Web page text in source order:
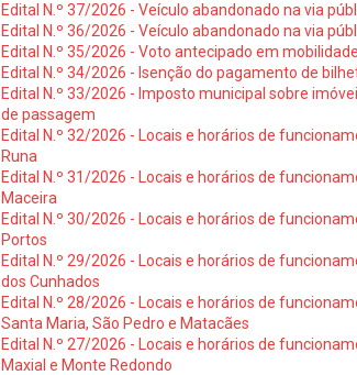
Edital N.º 37/2026 - Veículo abandonado na via
Edital N.º 36/2026 - Veículo abandonado na via
Edital N.º 35/2026 - Voto antecipado em
Edital N.º 34/2026 - Isenção do pagamento de
Edital N.º 33/2026 - Imposto municipal sobre
de passagem
Edital N.º 32/2026 - Locais e horários de
Runa
Edital N.º 31/2026 - Locais e horários de
Maceira
Edital N.º 30/2026 - Locais e horários de
Portos
Edital N.º 29/2026 - Locais e horários de
dos Cunhados
Edital N.º 28/2026 - Locais e horários de
Santa Maria, São Pedro e Matacães
Edital N.º 27/2026 - Locais e horários de
Maxial e Monte Redondo